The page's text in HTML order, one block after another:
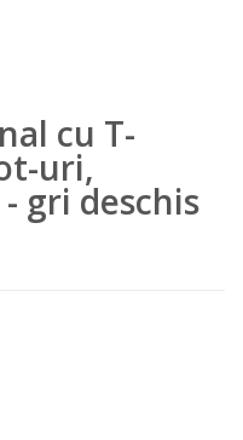
cu T-
uri,
gri deschis